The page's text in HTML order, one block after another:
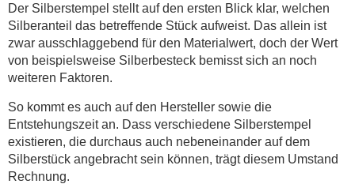
Der Silberstempel stellt auf den ersten Blick klar, welchen
Silberanteil das betreffende Stück aufweist. Das allein ist
zwar ausschlaggebend für den Materialwert, doch der Wert
von beispielsweise Silberbesteck bemisst sich an noch
weiteren Faktoren.
So kommt es auch auf den Hersteller sowie die
Entstehungszeit an. Dass verschiedene Silberstempel
existieren, die durchaus auch nebeneinander auf dem
Silberstück angebracht sein können, trägt diesem Umstand
Rechnung.